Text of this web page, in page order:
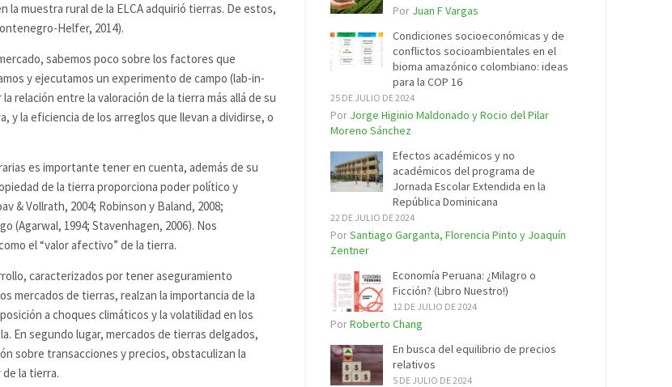
la muestra rural de la ELCA adquirió tierras. De estos,
Helfer, 2014).
sabemos poco sobre los factores que
y ejecutamos un experimento de campo (lab-in-
entre la valoración de la tierra más allá de su
y la eficiencia de los arreglos que llevan a dividirse, o
es importante tener en cuenta, además de su
de la tierra proporciona poder político y
& Vollrath, 2004; Robinson y Baland, 2008;
(Agarwal, 1994; Stavenhagen, 2006). Nos
el “valor afectivo” de la tierra.
caracterizados por tener aseguramiento
mercados de tierras, realzan la importancia de la
a choques climáticos y la volatilidad en los
En segundo lugar, mercados de tierras delgados,
sobre transacciones y precios, obstaculizan la
la tierra.
Por Juan F Vargas
Condiciones socioeconómicas y de
conflictos socioambientales en el
bioma amazónico colombiano: ideas
para la COP 16
25 DE JULIO DE 2024
Por Jorge Higinio Maldonado y Rocio del Pilar
Moreno Sánchez
Efectos académicos y no
académicos del programa de
Jornada Escolar Extendida en la
República Dominicana
22 DE JULIO DE 2024
PorSantiago Garganta, Florencia Pinto y Joaquín
Zentner
Economía Peruana: ¿Milagro o
Ficción? (Libro Nuestro!)
12 DE JULIO DE 2024
PorRoberto Chang
En busca del equilibrio de precios
relativos
5 DE JULIO DE 2024